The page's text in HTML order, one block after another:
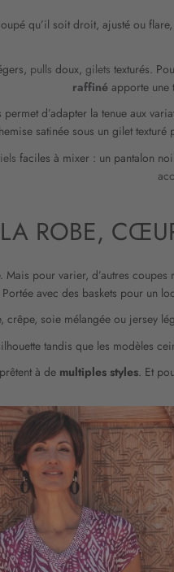
qu’il soit droit, ajusté ou
pulls doux, gilets texturés.
raffiné apporte une
permet d’adapter la tenue aux
satinée sous un gilet texturé
faciles à mixer : un pantalon
LA ROBE,
Mais pour varier, d’autres
avec des baskets pour un
crêpe, soie mélangée ou jersey
tandis que les modèles
à de multiples styles. Et
QUAND IL
en laine bien structuré, une
pull col V, maille côtelée, col roulé
incomparable. Et parce que